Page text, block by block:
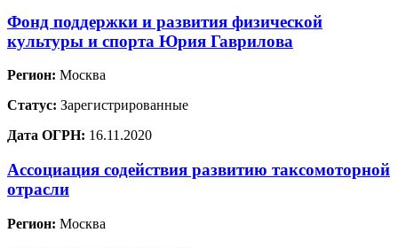
Фонд поддержки и развития физической
культуры и спорта Юрия Гаврилова
Регион: Москва
Статус: Зарегистрированные
Дата ОГРН: 16.11.2020
Ассоциация содействия развитию таксомоторной
отрасли
Регион: Москва